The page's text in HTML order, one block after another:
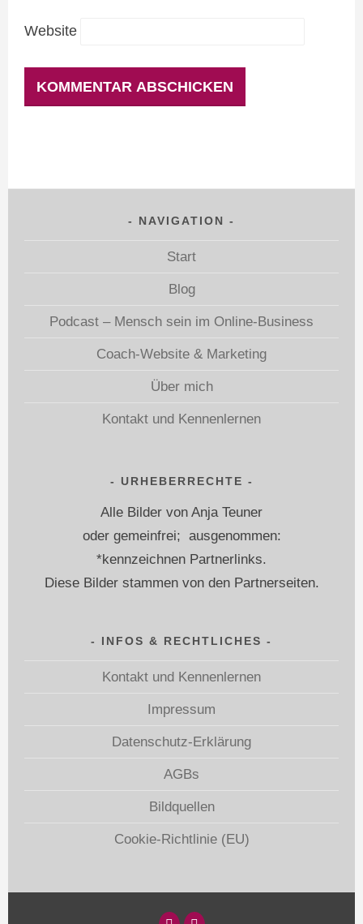
Website
NAVIGATION
Start
Blog
Podcast – Mensch sein im Online-Business
Coach-Website & Marketing
Über mich
Kontakt und Kennenlernen
URHEBERRECHTE
Alle Bilder von Anja Teuner
oder gemeinfrei; ausgenommen:
*kennzeichnen Partnerlinks.
Diese Bilder stammen von den Partnerseiten.
INFOS & RECHTLICHES
Kontakt und Kennenlernen
Impressum
Datenschutz-Erklärung
AGBs
Bildquellen
Cookie-Richtlinie (EU)